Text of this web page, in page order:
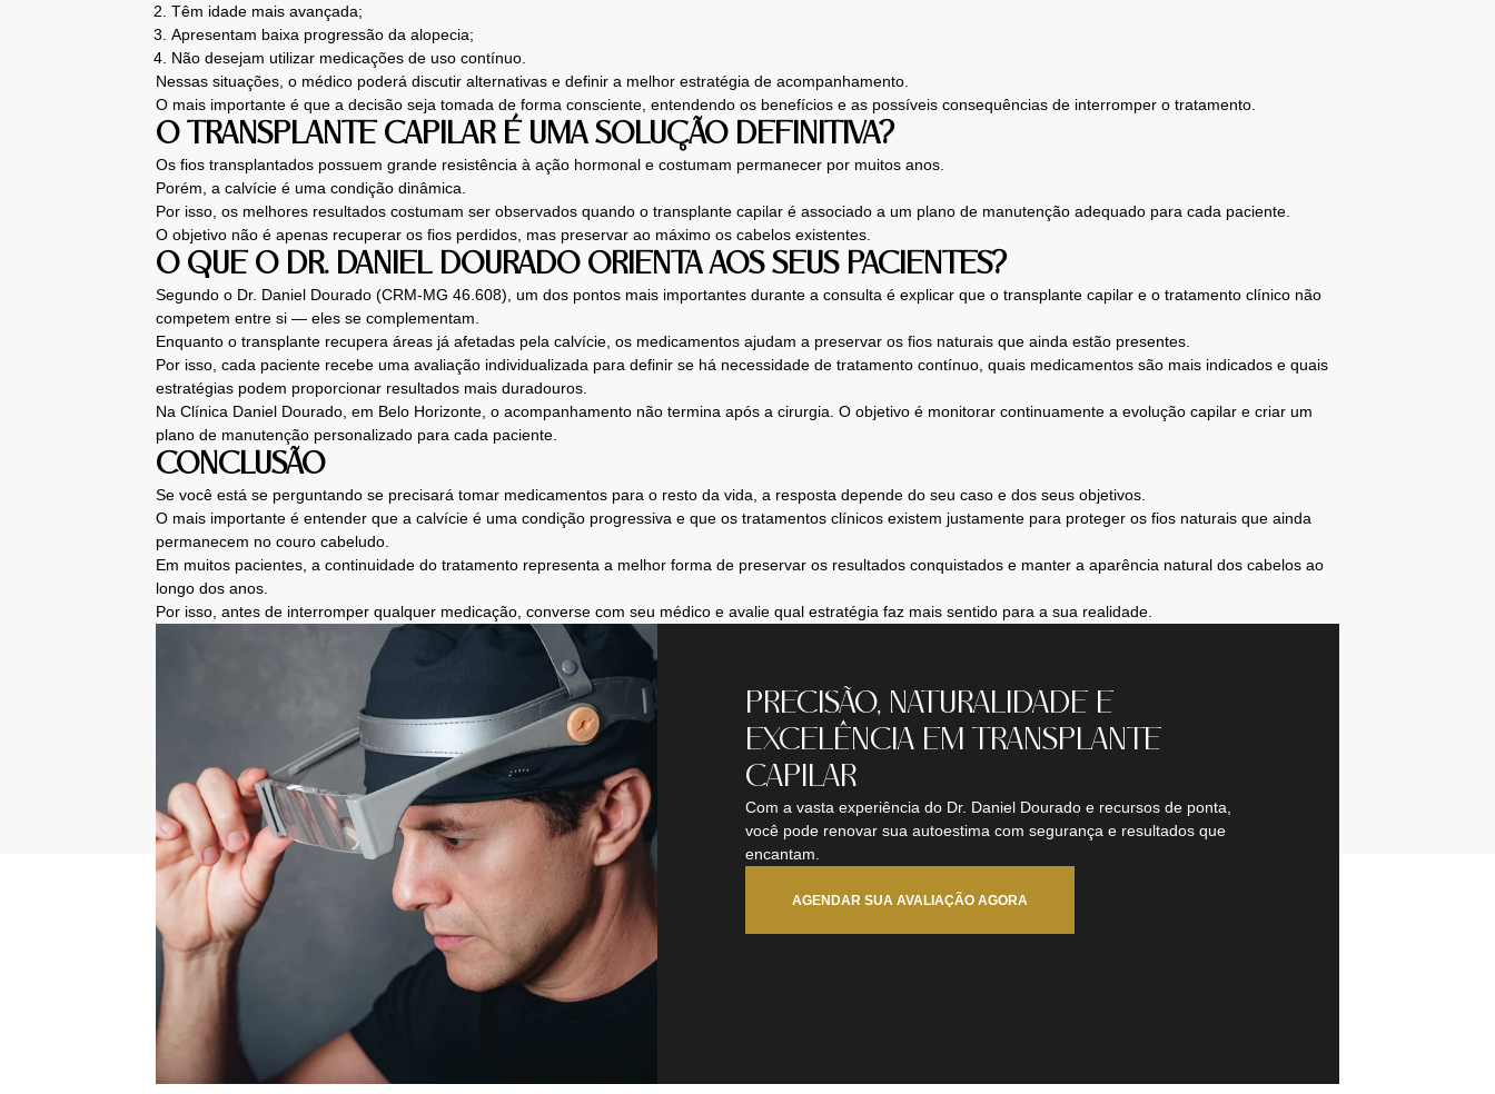
Têm idade mais avançada;
Apresentam baixa progressão da alopecia;
Não desejam utilizar medicações de uso contínuo.
Nessas situações, o médico poderá discutir alternativas e definir a melhor estratégia de acompanhamento.
O mais importante é que a decisão seja tomada de forma consciente, entendendo os benefícios e as possíveis consequências de interromper o tratamento.
O TRANSPLANTE CAPILAR É UMA SOLUÇÃO DEFINITIVA?
Os fios transplantados possuem grande resistência à ação hormonal e costumam permanecer por muitos anos.
Porém, a calvície é uma condição dinâmica.
Por isso, os melhores resultados costumam ser observados quando o transplante capilar é associado a um plano de manutenção adequado para cada paciente.
O objetivo não é apenas recuperar os fios perdidos, mas preservar ao máximo os cabelos existentes.
O QUE O DR. DANIEL DOURADO ORIENTA AOS SEUS PACIENTES?
Segundo o Dr. Daniel Dourado (CRM-MG 46.608), um dos pontos mais importantes durante a consulta é explicar que o transplante capilar e o tratamento clínico não
competem entre si — eles se complementam.
Enquanto o transplante recupera áreas já afetadas pela calvície, os medicamentos ajudam a preservar os fios naturais que ainda estão presentes.
Por isso, cada paciente recebe uma avaliação individualizada para definir se há necessidade de tratamento contínuo, quais medicamentos são mais indicados e quais
estratégias podem proporcionar resultados mais duradouros.
Na Clínica Daniel Dourado, em Belo Horizonte, o acompanhamento não termina após a cirurgia. O objetivo é monitorar continuamente a evolução capilar e criar um
plano de manutenção personalizado para cada paciente.
CONCLUSÃO
Se você está se perguntando se precisará tomar medicamentos para o resto da vida, a resposta depende do seu caso e dos seus objetivos.
O mais importante é entender que a calvície é uma condição progressiva e que os tratamentos clínicos existem justamente para proteger os fios naturais que ainda
permanecem no couro cabeludo.
Em muitos pacientes, a continuidade do tratamento representa a melhor forma de preservar os resultados conquistados e manter a aparência natural dos cabelos ao
longo dos anos.
Por isso, antes de interromper qualquer medicação, converse com seu médico e avalie qual estratégia faz mais sentido para a sua realidade.
PRECISÃO, NATURALIDADE E
EXCELÊNCIA EM TRANSPLANTE
CAPILAR
Com a vasta experiência do Dr. Daniel Dourado e recursos de ponta,
você pode renovar sua autoestima com segurança e resultados que
encantam.
AGENDAR SUA AVALIAÇÃO AGORA